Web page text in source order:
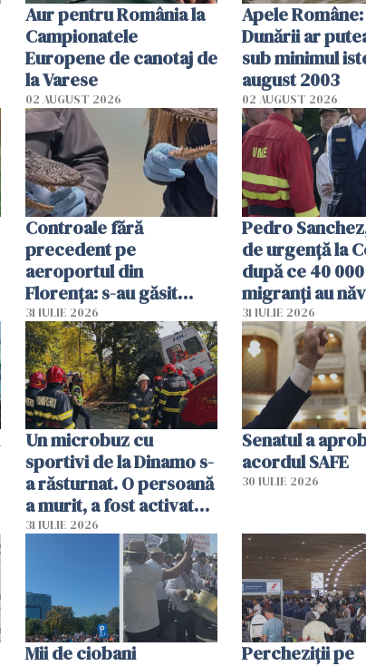
Aur pentru România la
Campionatele
Europene de canotaj de
la Varese
02 AUGUST 2026
Apele
Dunării ar
sub minimul
august 2003
02 AUGUST 2026
Controale fără
precedent pe
aeroportul din
Florența: s-au găsit
capete de aligator și o
sumă imensă de bani
31 IULIE 2026
Pedro
de urgență la
după ce 40
migranți au
teritoriul
mobiliza toate
resursele"
31 IULIE 2026
Un microbuz cu
sportivi de la Dinamo s-
a răsturnat. O persoană
a murit, a fost activat
planul roșu de
31 IULIE 2026
Senatul a
acordul SAFE
30 IULIE 2026
Mii de ciobani
Percheziții pe